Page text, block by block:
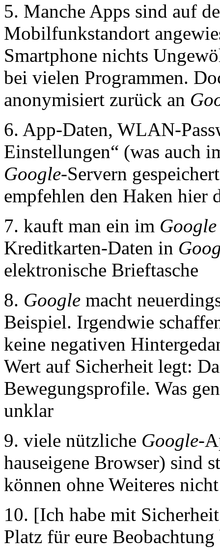
5. Manche Apps sind auf
Mobilfunkstandort
Smartphone nichts
bei vielen Programmen.
anonymisiert zurück an
6. App-Daten, WLAN-
Einstellungen“ (was auch
Google-Servern
empfehlen den Haken hier
7. kauft man ein im
Kreditkarten-Daten in
elektronische Brieftasche
8. Google macht
Beispiel. Irgendwie
keine negativen
Wert auf Sicherheit legt:
Bewegungsprofile. Was
unklar
9. viele nützliche Google-
hauseigene Browser) sind
können ohne Weiteres
10. [Ich habe mit
Platz für eure